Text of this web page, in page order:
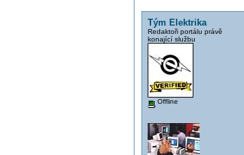
Tým Elektrika
Redaktoři portálu právě
konající službu
Offline